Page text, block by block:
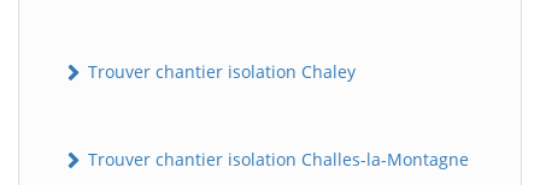
Trouver chantier isolation Chaley
Trouver chantier isolation Challes-la-Montagne